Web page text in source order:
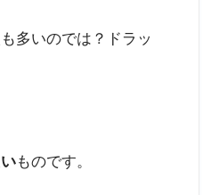
多いのでは？ドラッ
ものです。